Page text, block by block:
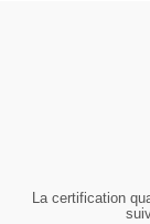
La certification